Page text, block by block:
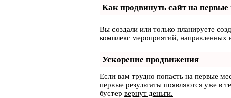
Как продвинуть сайт на первые
Вы создали или только планируете
комплекс мероприятий,
Ускорение продвижения
Если вам трудно попасть на первые
первые результаты появляются уже в
бустер вернут деньги.